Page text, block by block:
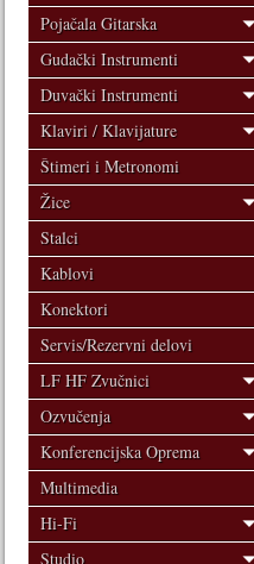
Pojačala Gitarska
Gudački Instrumenti
Duvački Instrumenti
Klaviri / Klavijature
Štimeri i Metronomi
Žice
Stalci
Kablovi
Konektori
Servis/Rezervni delovi
LF HF Zvučnici
Ozvučenja
Konferencijska Oprema
Multimedia
Hi-Fi
Studio